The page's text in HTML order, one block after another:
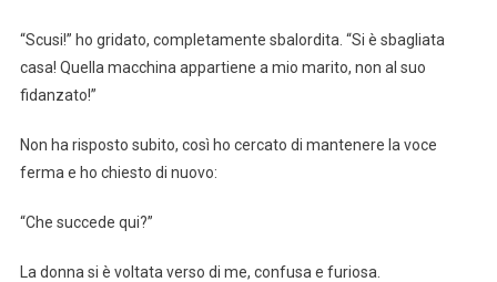
“Scusi!” ho gridato, completamente sbalordita. “Si è sbagliata
casa! Quella macchina appartiene a mio marito, non al suo
fidanzato!”
Non ha risposto subito, così ho cercato di mantenere la voce
ferma e ho chiesto di nuovo:
“Che succede qui?”
La donna si è voltata verso di me, confusa e furiosa.